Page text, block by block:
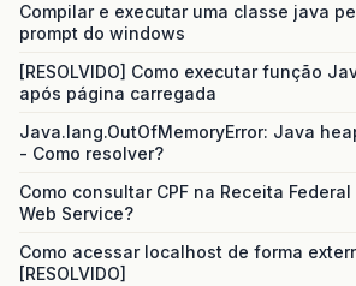
Compilar e executar uma classe java
prompt do windows
[RESOLVIDO] Como executar função
após página carregada
Java.lang.OutOfMemoryError: Java
- Como resolver?
Como consultar CPF na Receita
Web Service?
Como acessar localhost de forma
[RESOLVIDO]